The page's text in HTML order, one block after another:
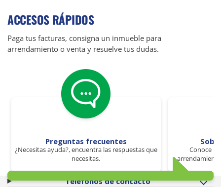
ACCESOS RÁPIDOS
Paga tus facturas, consigna un inmueble para
arrendamiento o venta y resuelve tus dudas.
Preguntas frecuentes
¿Necesitas ayuda?, encuentra las respuestas que
necesitas.
Conoce
Teléfonos de contacto